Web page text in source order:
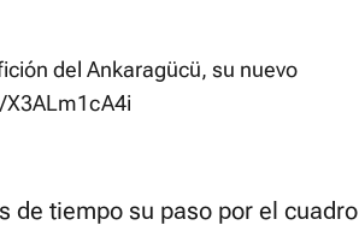
del Ankaragücü, su nuevo
de tiempo su paso por el cuadro